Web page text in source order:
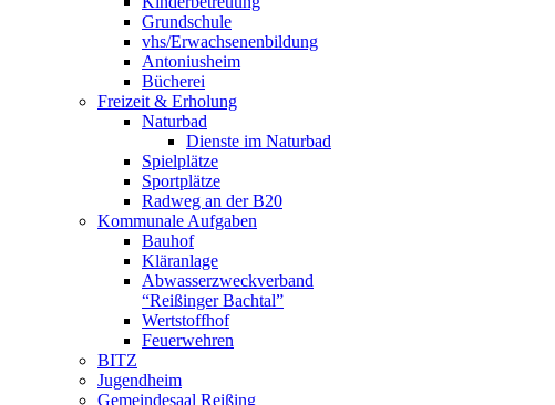
Grundschule
vhs/Erwachsenenbildung
Antoniusheim
Bücherei
Freizeit & Erholung
Naturbad
Dienste im Naturbad
Spielplätze
Sportplätze
Radweg an der B20
Kommunale Aufgaben
Bauhof
Kläranlage
Abwasserzweckverband
“Reißinger Bachtal”
Wertstoffhof
Feuerwehren
BITZ
Jugendheim
Gemeindesaal Reißing